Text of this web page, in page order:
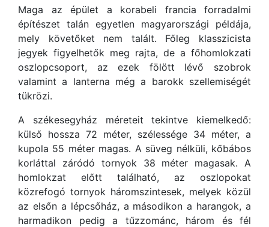
Maga az épület a korabeli francia forradalmi
építészet talán egyetlen magyarországi példája,
mely követőket nem talált. Főleg klasszicista
jegyek figyelhetők meg rajta, de a főhomlokzati
oszlopcsoport, az ezek fölött lévő szobrok
valamint a lanterna még a barokk szellemiségét
tükrözi.
A székesegyház méreteit tekintve kiemelkedő:
külső hossza 72 méter, szélessége 34 méter, a
kupola 55 méter magas. A süveg nélküli, kőbábos
korláttal záródó tornyok 38 méter magasak. A
homlokzat előtt található, az oszlopokat
közrefogó tornyok háromszintesek, melyek közül
az elsőn a lépcsőház, a másodikon a harangok, a
harmadikon pedig a tűzzománc, három és fél